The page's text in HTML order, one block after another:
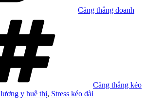
Căng thẳng doanh
Căng thẳng kéo
lương y huê thị, Stress kéo dài